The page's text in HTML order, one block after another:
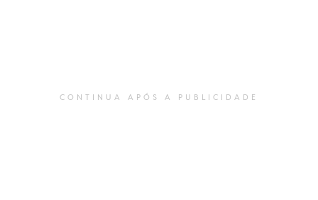
CONTINUA APÓS A PUBLICIDADE